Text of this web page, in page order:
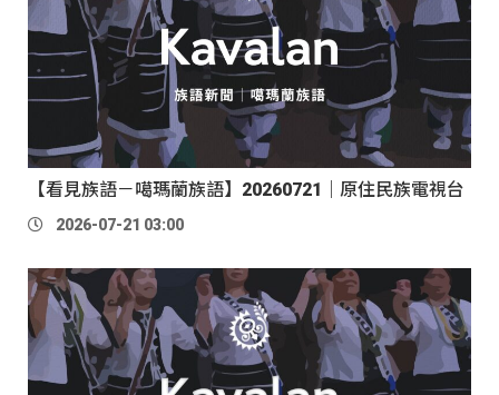
【看見族語－噶瑪蘭族語】20260721｜原住民族電視台
2026-07-21 03:00